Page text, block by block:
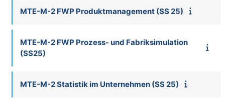
MTE-M-2 FWP Produktmanagement (SS 25)
MTE-M-2 FWP Prozess- und Fabriksimulation
(SS25)
MTE-M-2 Statistik im Unternehmen (SS 25)